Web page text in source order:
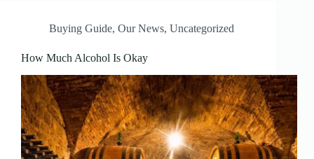
Buying Guide, Our News, Uncategorized
How Much Alcohol Is Okay